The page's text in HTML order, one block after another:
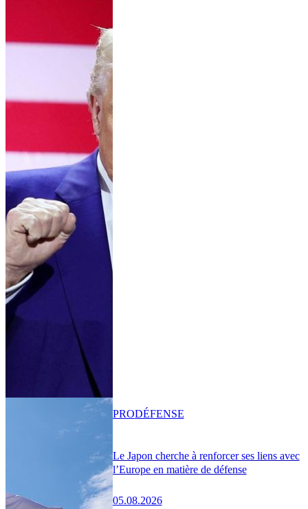
Le Japon cherche à renforcer ses liens avec
l’Europe en matière de défense
05.08.2026
PRODÉFENSE